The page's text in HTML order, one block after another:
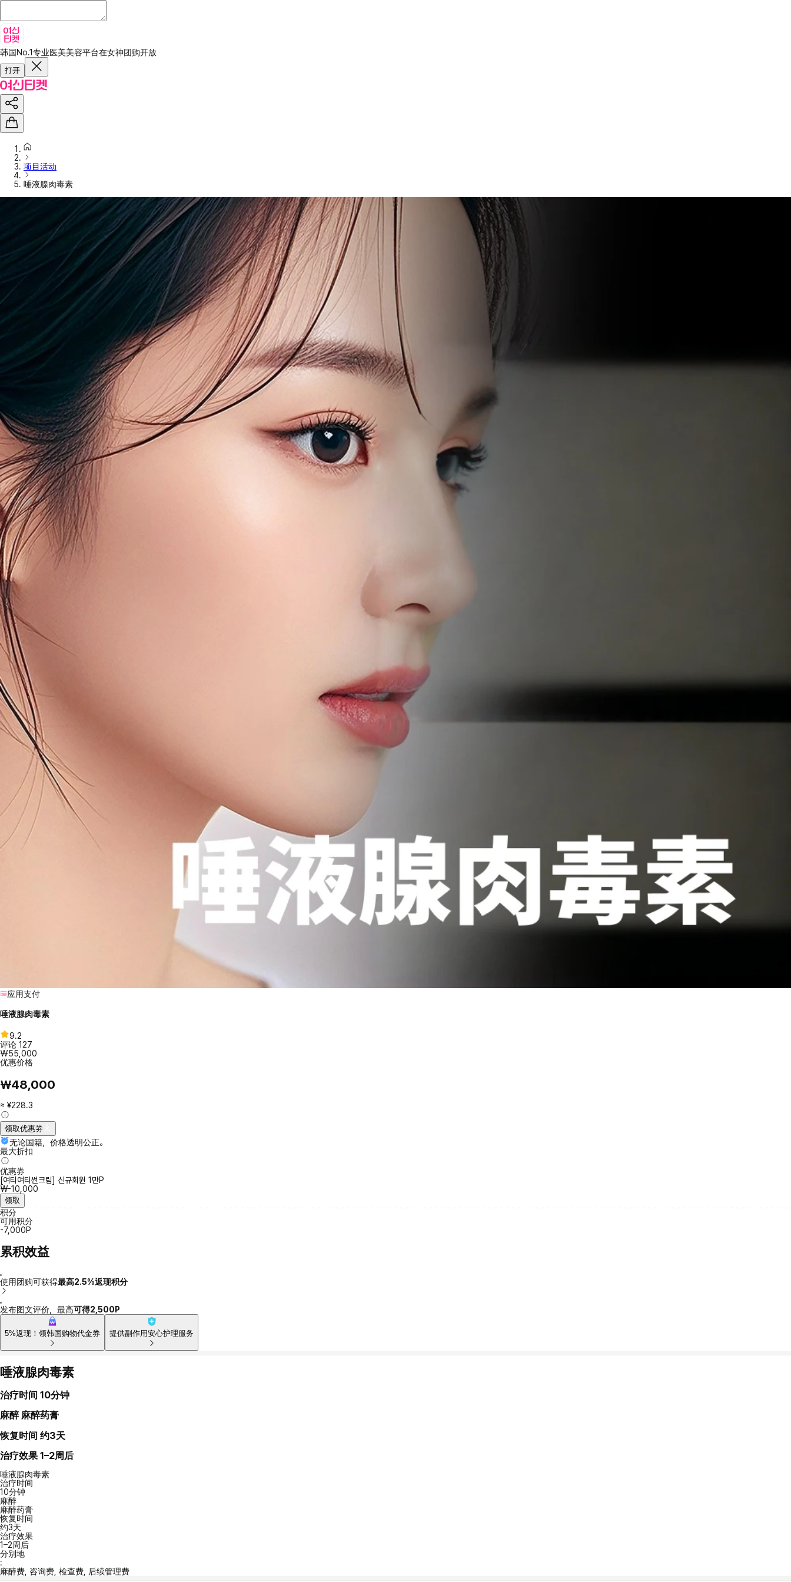
韩国No.1专业医美美容平台在女神团购开放
打开
项目活动
唾液腺肉毒素
应用支付
唾液腺肉毒素
9.2
评论 127
₩55,000
优惠价格
₩48,000
≈ ¥228.3
领取优惠劵
无论国籍，价格透明公正。
最大折扣
优惠券
[여티여티썬크림] 신규회원 1만P
₩-10,000
领取
积分
可用积分
-7,000P
累积效益
使用团购可获得最高2.5%返现积分
发布图文评价，最高可得2,500P
5%返现！领韩国购物代金券 提供副作用安心护理服务
唾液腺肉毒素
治疗时间 10分钟
麻醉 麻醉药膏
恢复时间 约3天
治疗效果 1–2周后
唾液腺肉毒素
治疗时间
10分钟
麻醉
麻醉药膏
恢复时间
约3天
治疗效果
1–2周后
分别地
:
麻醉费, 咨询费, 检查费, 后续管理费